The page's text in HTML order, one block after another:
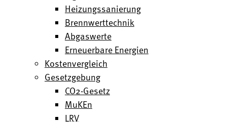
Heizungssanierung
Brennwerttechnik
Abgaswerte
Erneuerbare Energien
Kostenvergleich
Gesetzgebung
CO2-Gesetz
MuKEn
LRV